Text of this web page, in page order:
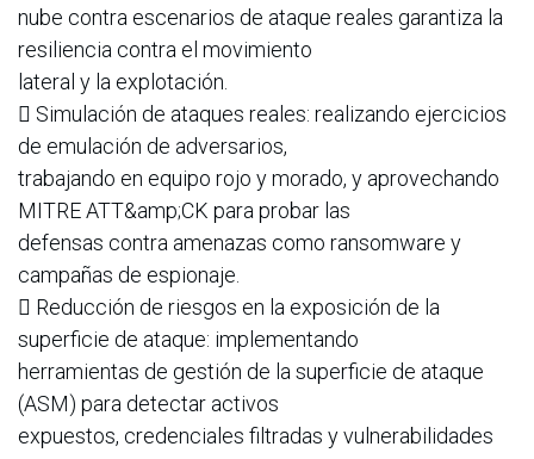
nube contra escenarios de ataque reales garantiza la
resiliencia contra el movimiento
lateral y la explotación.
 Simulación de ataques reales: realizando ejercicios
de emulación de adversarios,
trabajando en equipo rojo y morado, y aprovechando
MITRE ATT&amp;CK para probar las
defensas contra amenazas como ransomware y
campañas de espionaje.
 Reducción de riesgos en la exposición de la
superficie de ataque: implementando
herramientas de gestión de la superficie de ataque
(ASM) para detectar activos
expuestos, credenciales filtradas y vulnerabilidades